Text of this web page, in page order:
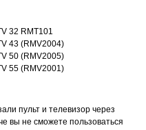
32 RMT101
43 (RMV2004)
50 (RMV2005)
55 (RMV2001)
пульт и телевизор через
вы не сможете пользоваться